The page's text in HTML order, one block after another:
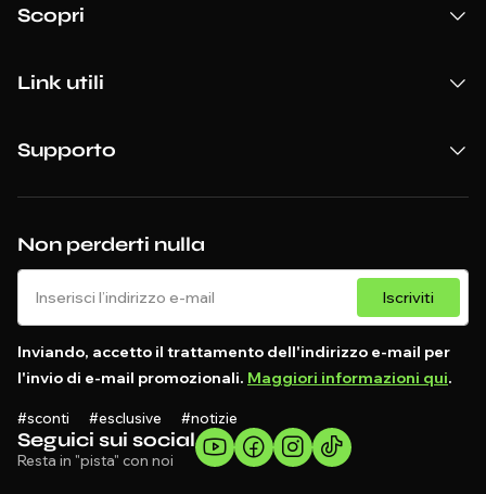
Seguici sui social
Resta in "pista" con noi
Non perderti nulla
Iscriviti
Inviando, accetto il trattamento dell'indirizzo e-mail per
l'invio di e-mail promozionali. Maggiori informazioni qui.
#sconti #esclusive #notizie
Scopri
Link utili
Supporto